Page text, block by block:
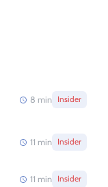
8 min Insider
11 min Insider
11 min Insider